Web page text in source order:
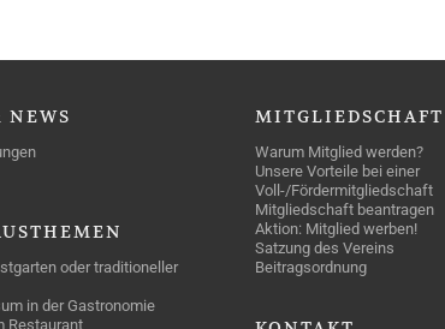
NEWS
oder traditioneller
in der Gastronomie
Restaurant
MITGLIEDSCHAFT
Warum Mitglied werden?
Unsere Vorteile bei einer
Voll-/Fördermitgliedschaft
Mitgliedschaft beantragen
Aktion: Mitglied werben!
Satzung des Vereins
Beitragsordnung